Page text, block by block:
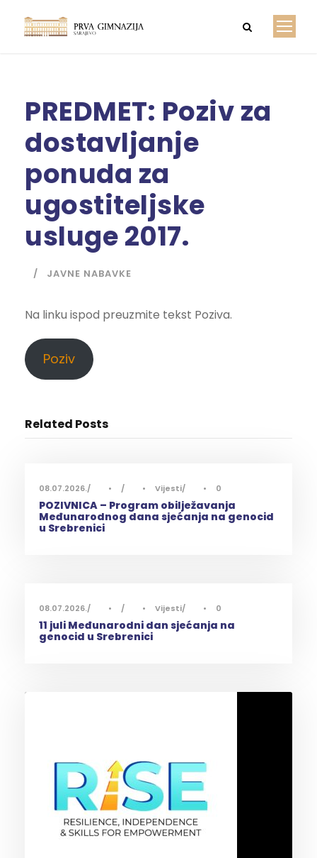
PREDMET: Poziv za
dostavljanje
ponuda za
ugostiteljske
usluge 2017.
JAVNE NABAVKE
Na linku ispod preuzmite tekst Poziva.
Poziv
Related Posts
08.07.2026. • • Vijesti • 0
POZIVNICA – Program obilježavanja
Međunarodnog dana sjećanja na genocid
u Srebrenici
08.07.2026. • • Vijesti • 0
11 juli Međunarodni dan sjećanja na
genocid u Srebrenici